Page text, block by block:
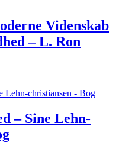
Videnskab
– L. Ron
– Sine Lehn-